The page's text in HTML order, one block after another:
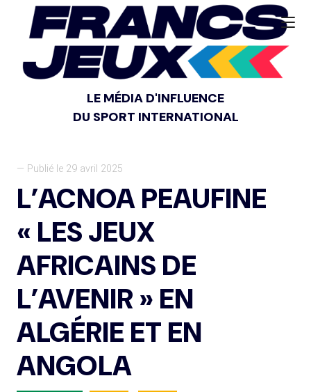
LE MÉDIA D'INFLUENCE
DU SPORT INTERNATIONAL
— Publié le 29 avril 2025
L’ACNOA PEAUFINE
« LES JEUX
AFRICAINS DE
L’AVENIR » EN
ALGÉRIE ET EN
ANGOLA